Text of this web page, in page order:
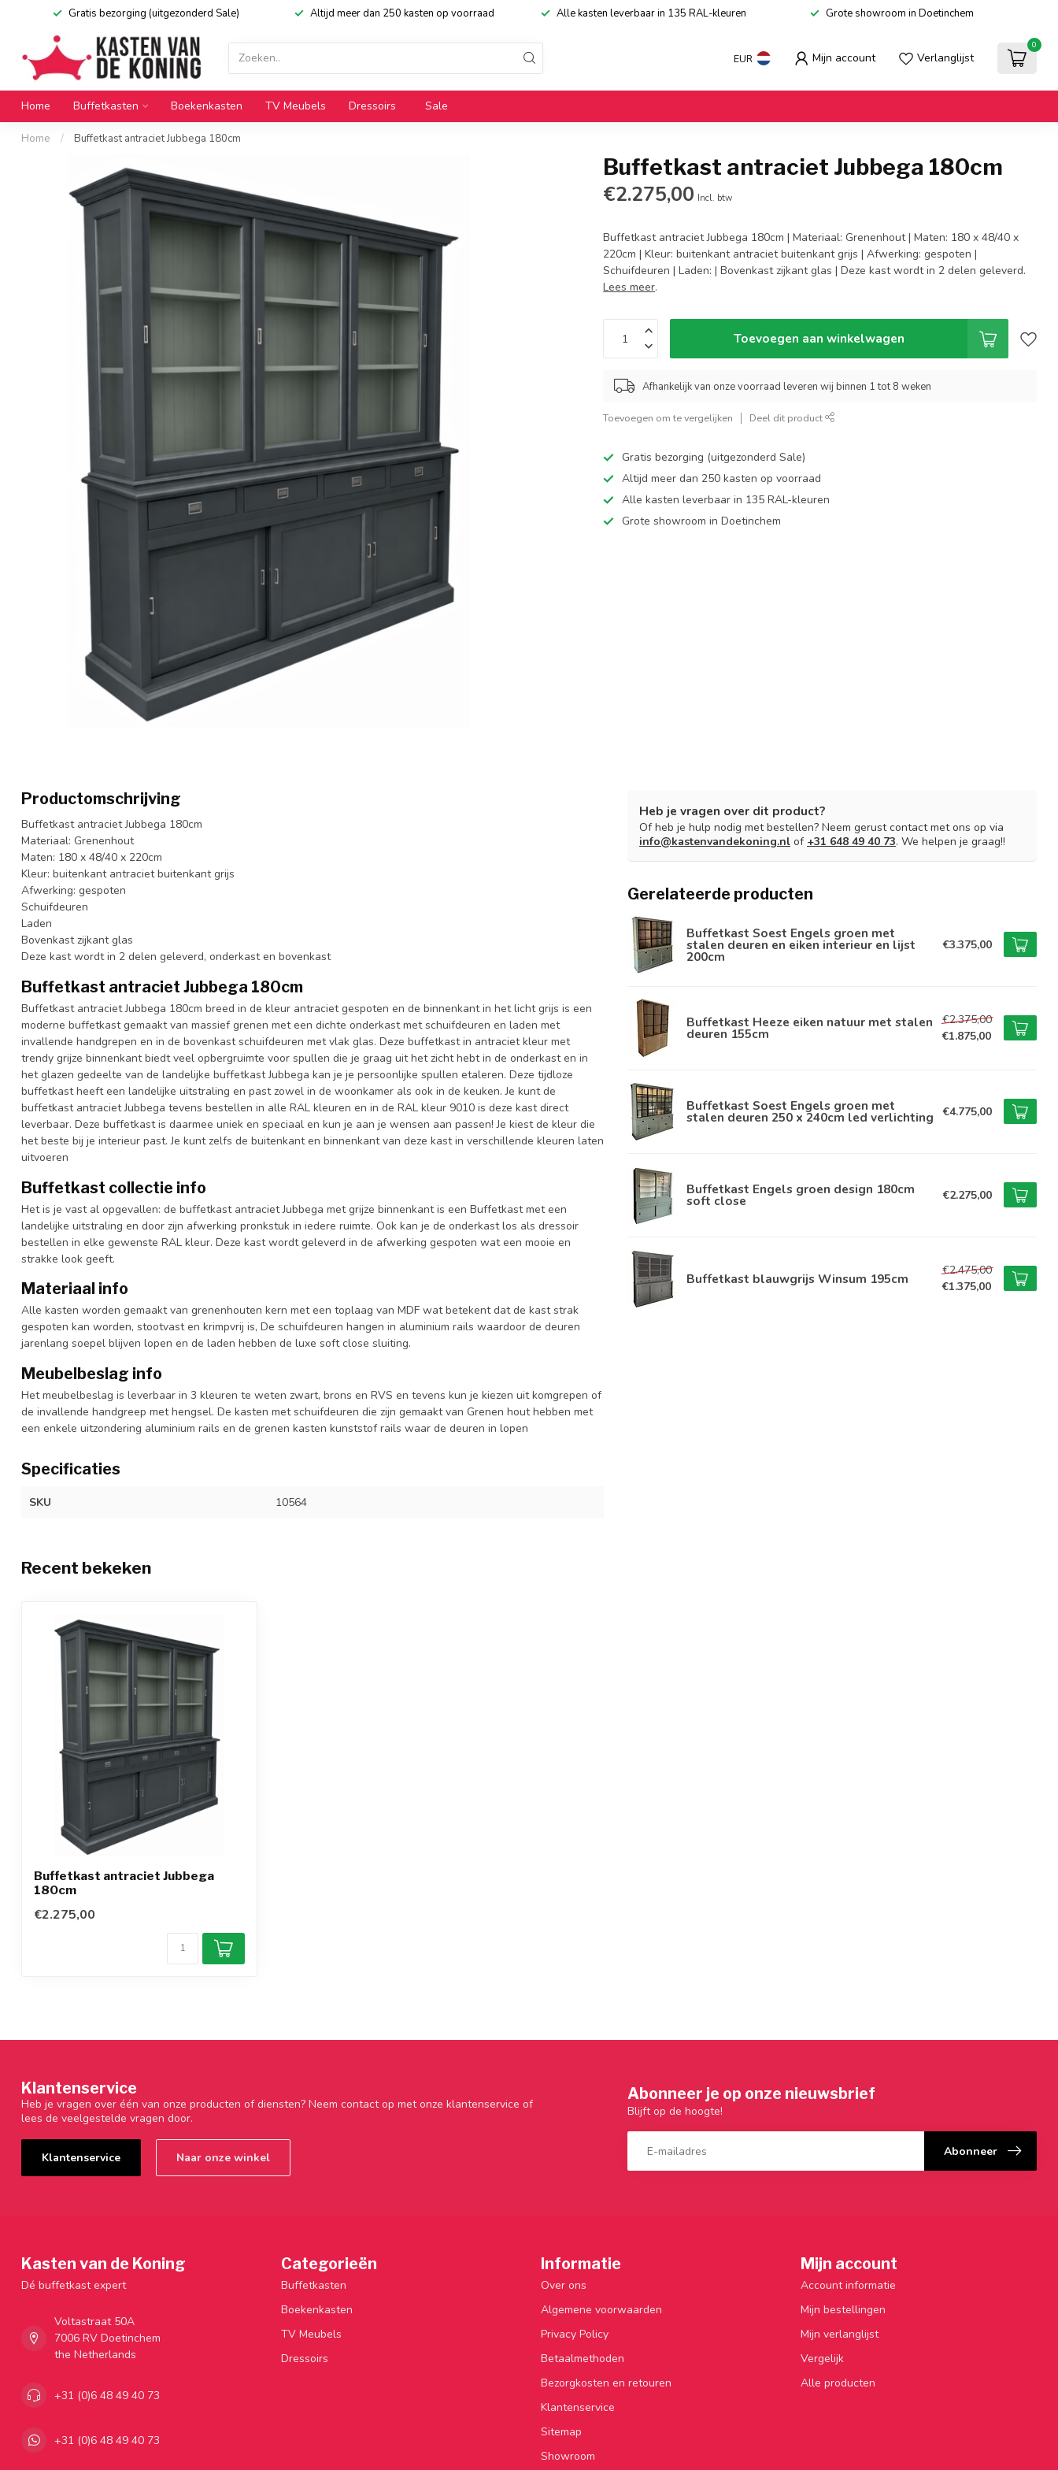
Gratis bezorging (uitgezonderd Sale) Altijd meer dan 250 kasten op voorraad Alle kasten leverbaar in 135 RAL-kleuren Grote showroom in Doetinchem
EUR Mijn account Verlanglijst
0
Home Buffetkasten Boekenkasten TV Meubels Dressoirs Sale
Home / Buffetkast antraciet Jubbega 180cm
Buffetkast antraciet Jubbega 180cm
€2.275,00 Incl. btw
Buffetkast antraciet Jubbega 180cm | Materiaal: Grenenhout | Maten: 180 x 48/40 x
220cm | Kleur: buitenkant antraciet buitenkant grijs | Afwerking: gespoten |
Schuifdeuren | Laden: | Bovenkast zijkant glas | Deze kast wordt in 2 delen geleverd.
Lees meer.
Toevoegen aan winkelwagen
Afhankelijk van onze voorraad leveren wij binnen 1 tot 8 weken
Toevoegen om te vergelijken Deel dit product
Gratis bezorging (uitgezonderd Sale)
Altijd meer dan 250 kasten op voorraad
Alle kasten leverbaar in 135 RAL-kleuren
Grote showroom in Doetinchem
Productomschrijving
Buffetkast antraciet Jubbega 180cm
Materiaal: Grenenhout
Maten: 180 x 48/40 x 220cm
Kleur: buitenkant antraciet buitenkant grijs
Afwerking: gespoten
Schuifdeuren
Laden
Bovenkast zijkant glas
Deze kast wordt in 2 delen geleverd, onderkast en bovenkast
Buffetkast antraciet Jubbega 180cm
Buffetkast antraciet Jubbega 180cm breed in de kleur antraciet gespoten en de binnenkant in het licht grijs is een
moderne buffetkast gemaakt van massief grenen met een dichte onderkast met schuifdeuren en laden met
invallende handgrepen en in de bovenkast schuifdeuren met vlak glas. Deze buffetkast in antraciet kleur met
trendy grijze binnenkant biedt veel opbergruimte voor spullen die je graag uit het zicht hebt in de onderkast en in
het glazen gedeelte van de landelijke buffetkast Jubbega kan je je persoonlijke spullen etaleren. Deze tijdloze
buffetkast heeft een landelijke uitstraling en past zowel in de woonkamer als ook in de keuken. Je kunt de
buffetkast antraciet Jubbega tevens bestellen in alle RAL kleuren en in de RAL kleur 9010 is deze kast direct
leverbaar. Deze buffetkast is daarmee uniek en speciaal en kun je aan je wensen aan passen! Je kiest de kleur die
het beste bij je interieur past. Je kunt zelfs de buitenkant en binnenkant van deze kast in verschillende kleuren laten
uitvoeren
Buffetkast collectie info
Het is je vast al opgevallen: de buffetkast antraciet Jubbega met grijze binnenkant is een Buffetkast met een
landelijke uitstraling en door zijn afwerking pronkstuk in iedere ruimte. Ook kan je de onderkast los als dressoir
bestellen in elke gewenste RAL kleur. Deze kast wordt geleverd in de afwerking gespoten wat een mooie en
strakke look geeft.
Materiaal info
Alle kasten worden gemaakt van grenenhouten kern met een toplaag van MDF wat betekent dat de kast strak
gespoten kan worden, stootvast en krimpvrij is, De schuifdeuren hangen in aluminium rails waardoor de deuren
jarenlang soepel blijven lopen en de laden hebben de luxe soft close sluiting.
Meubelbeslag info
Het meubelbeslag is leverbaar in 3 kleuren te weten zwart, brons en RVS en tevens kun je kiezen uit komgrepen of
de invallende handgreep met hengsel. De kasten met schuifdeuren die zijn gemaakt van Grenen hout hebben met
een enkele uitzondering aluminium rails en de grenen kasten kunststof rails waar de deuren in lopen
Specificaties
SKU 10564
Heb je vragen over dit product?
Of heb je hulp nodig met bestellen? Neem gerust contact met ons op via
info@kastenvandekoning.nl of +31 648 49 40 73. We helpen je graag!!
Gerelateerde producten
Buffetkast Soest Engels groen met
stalen deuren en eiken interieur en lijst
200cm
€3.375,00
Buffetkast Heeze eiken natuur met stalen
deuren 155cm
€2.375,00
€1.875,00
Buffetkast Soest Engels groen met
stalen deuren 250 x 240cm led verlichting €4.775,00
Buffetkast Engels groen design 180cm
soft close €2.275,00
Buffetkast blauwgrijs Winsum 195cm
€2.475,00
€1.375,00
Recent bekeken
Buffetkast antraciet Jubbega
180cm
€2.275,00
Klantenservice
Heb je vragen over één van onze producten of diensten? Neem contact op met onze klantenservice of
lees de veelgestelde vragen door.
Klantenservice Naar onze winkel
Abonneer je op onze nieuwsbrief
Blijft op de hoogte!
Abonneer
Kasten van de Koning
Dé buffetkast expert
Voltastraat 50A
7006 RV Doetinchem
the Netherlands
+31 (0)6 48 49 40 73
+31 (0)6 48 49 40 73
Categorieën
Buffetkasten
Boekenkasten
TV Meubels
Dressoirs
Informatie
Over ons
Algemene voorwaarden
Privacy Policy
Betaalmethoden
Bezorgkosten en retouren
Klantenservice
Sitemap
Showroom
Mijn account
Account informatie
Mijn bestellingen
Mijn verlanglijst
Vergelijk
Alle producten